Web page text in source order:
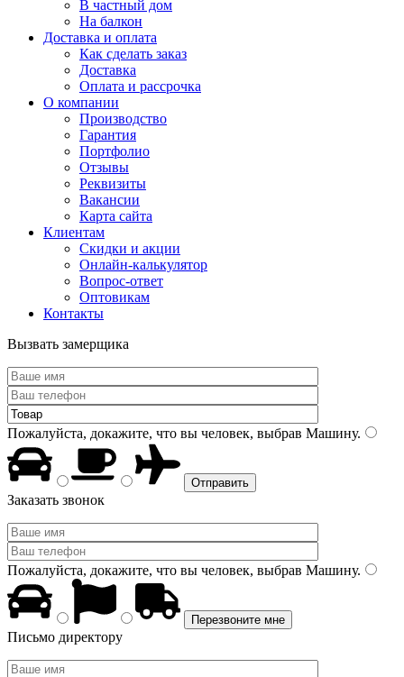
В частный дом
На балкон
Доставка и оплата
Как сделать заказ
Доставка
Оплата и рассрочка
О компании
Производство
Гарантия
Портфолио
Отзывы
Реквизиты
Вакансии
Карта сайта
Клиентам
Скидки и акции
Онлайн-калькулятор
Вопрос-ответ
Оптовикам
Контакты
Вызвать замерщика
Пожалуйста, докажите, что вы человек, выбрав Машину.
Заказать звонок
Пожалуйста, докажите, что вы человек, выбрав Машину.
Письмо директору